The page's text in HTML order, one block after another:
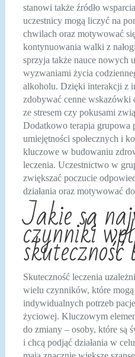
stanowi także źródło
uczestnicy mogą liczyć na
chwilach oraz motywować
kontynuowania walki z
sprzyja także nauce nowych
wyzwaniami życia
alkoholu. Dzięki interakcji z
zdobywać cenne wskazówki
ze stresem czy pokusami
Dodatkowo terapia grupowa
umiejętności społecznych i
kluczowe w budowaniu
leczenia. Uczestnictwo w
zwiększać poczucie
działania oraz motywować
Jakie są
czynniki
Skuteczność leczenia
wielu czynników, które
indywidualnych potrzeb
życiowej. Kluczowym
do zmiany – osoby, które są
i chcą podjąć działania w